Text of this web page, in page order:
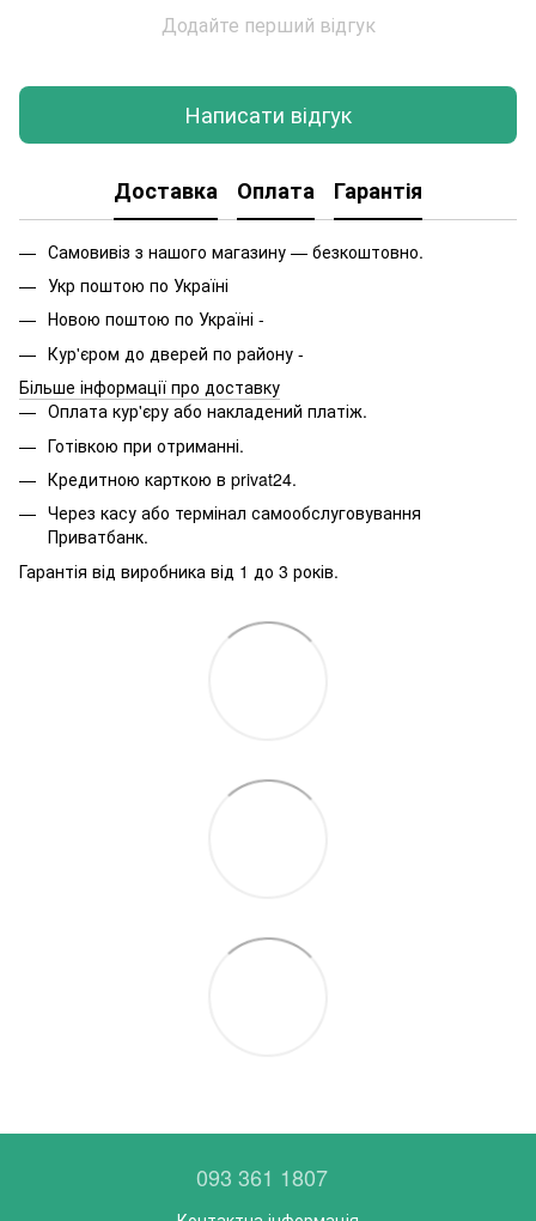
Додайте перший відгук
Написати відгук
Доставка Оплата Гарантія
Самовивіз з нашого магазину — безкоштовно.
Укр поштою по Україні
Новою поштою по Україні -
Кур'єром до дверей по району -
Більше інформації про доставку
Оплата кур'єру або накладений платіж.
Готівкою при отриманні.
Кредитною карткою в privat24.
Через касу або термінал самообслуговування
Приватбанк.
Гарантія від виробника від 1 до 3 років.
093 361 1807